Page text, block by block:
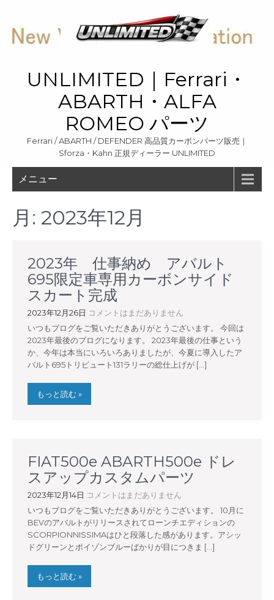
content
UNLIMITED｜Ferrari・
ABARTH・ALFA
ROMEO パーツ
Ferrari / ABARTH / DEFENDER 高品質カーボンパーツ販売｜
Sforza・Kahn 正規ディーラー UNLIMITED
メニュー
月: 2023年12月
2023年 仕事納め アバルト
695限定車専用カーボンサイド
スカート完成
2023年12月26日 コメントはまだありません
いつもブログをご覧いただきありがとうございます。 今回は
2023年最後のブログになります。 2023年最後の仕事という
か、今年は本当にいろいろありましたが、今夏に導入したア
バルト695トリビュート131ラリーの総仕上げが […]
もっと読む »
FIAT500e ABARTH500e ドレ
スアップカスタムパーツ
2023年12月14日 コメントはまだありません
いつもブログをご覧いただきありがとうございます。 10月に
BEVのアバルトがリリースされてローンチエディションの
SCORPIONNISSIMAはひと段落した感があります。アシッ
ドグリーンとポイゾンブルーばかりが目につきま […]
もっと読む »